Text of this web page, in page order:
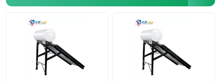
Kolektor Surya Pelat Datar
Tangki Buffer Sumber Udara
Tangki Pompa Panas Sumber Udara